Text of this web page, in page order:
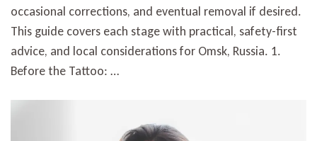
occasional corrections, and eventual removal if desired.
This guide covers each stage with practical, safety-first
advice, and local considerations for Omsk, Russia. 1.
Before the Tattoo: …